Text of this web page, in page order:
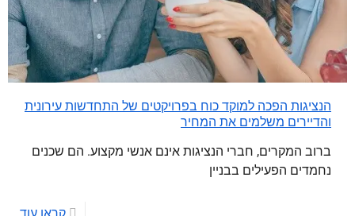
הנציגות הפכה למוקד כוח בפרויקטים של התחדשות עירונית
והדיירים משלמים את המחיר
ברוב המקרים, חברי הנציגות אינם אנשי מקצוע. הם שכנים
נחמדים הפעילים בבניין
קראו עוד